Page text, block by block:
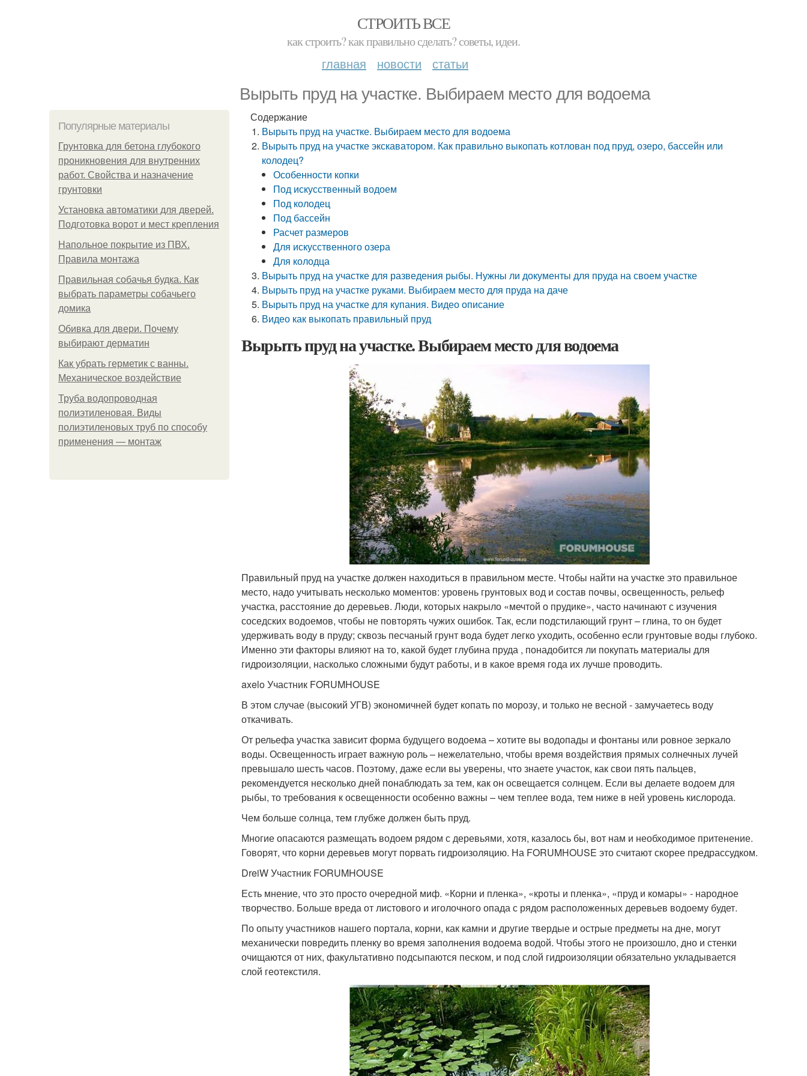
СТРОИТЬ ВСЕ
как строить? как правильно сделать? советы, идеи.
главная новости статьи
Вырыть пруд на участке. Выбираем место для водоема
Популярные материалы
Грунтовка для бетона глубокого
проникновения для внутренних
работ. Свойства и назначение
грунтовки
Установка автоматики для дверей.
Подготовка ворот и мест крепления
Напольное покрытие из ПВХ.
Правила монтажа
Правильная собачья будка. Как
выбрать параметры собачьего
домика
Обивка для двери. Почему
выбирают дерматин
Как убрать герметик с ванны.
Механическое воздействие
Труба водопроводная
полиэтиленовая. Виды
полиэтиленовых труб по способу
применения — монтаж
Содержание
Вырыть пруд на участке. Выбираем место для водоема
Вырыть пруд на участке экскаватором. Как правильно выкопать котлован под пруд, озеро, бассейн или
колодец?
Особенности копки
Под искусственный водоем
Под колодец
Под бассейн
Расчет размеров
Для искусственного озера
Для колодца
Вырыть пруд на участке для разведения рыбы. Нужны ли документы для пруда на своем участке
Вырыть пруд на участке руками. Выбираем место для пруда на даче
Вырыть пруд на участке для купания. Видео описание
Видео как выкопать правильный пруд
Вырыть пруд на участке. Выбираем место для водоема
Правильный пруд на участке должен находиться в правильном месте. Чтобы найти на участке это правильное
место, надо учитывать несколько моментов: уровень грунтовых вод и состав почвы, освещенность, рельеф
участка, расстояние до деревьев. Люди, которых накрыло «мечтой о прудике», часто начинают с изучения
соседских водоемов, чтобы не повторять чужих ошибок. Так, если подстилающий грунт – глина, то он будет
удерживать воду в пруду; сквозь песчаный грунт вода будет легко уходить, особенно если грунтовые воды глубоко.
Именно эти факторы влияют на то, какой будет глубина пруда , понадобится ли покупать материалы для
гидроизоляции, насколько сложными будут работы, и в какое время года их лучше проводить.
axelo Участник FORUMHOUSE
В этом случае (высокий УГВ) экономичней будет копать по морозу, и только не весной - замучаетесь воду
откачивать.
От рельефа участка зависит форма будущего водоема – хотите вы водопады и фонтаны или ровное зеркало
воды. Освещенность играет важную роль – нежелательно, чтобы время воздействия прямых солнечных лучей
превышало шесть часов. Поэтому, даже если вы уверены, что знаете участок, как свои пять пальцев,
рекомендуется несколько дней понаблюдать за тем, как он освещается солнцем. Если вы делаете водоем для
рыбы, то требования к освещенности особенно важны – чем теплее вода, тем ниже в ней уровень кислорода.
Чем больше солнца, тем глубже должен быть пруд.
Многие опасаются размещать водоем рядом с деревьями, хотя, казалось бы, вот нам и необходимое притенение.
Говорят, что корни деревьев могут порвать гидроизоляцию. На FORUMHOUSE это считают скорее предрассудком.
DreiW Участник FORUMHOUSE
Есть мнение, что это просто очередной миф. «Корни и пленка», «кроты и пленка», «пруд и комары» - народное
творчество. Больше вреда от листового и иголочного опада с рядом расположенных деревьев водоему будет.
По опыту участников нашего портала, корни, как камни и другие твердые и острые предметы на дне, могут
механически повредить пленку во время заполнения водоема водой. Чтобы этого не произошло, дно и стенки
очищаются от них, факультативно подсыпаются песком, и под слой гидроизоляции обязательно укладывается
слой геотекстиля.